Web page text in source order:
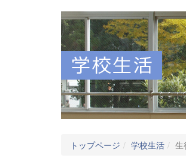
トップページ 学校生活 生